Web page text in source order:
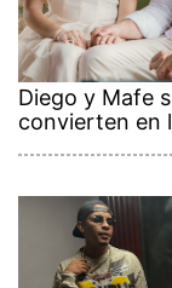
Diego y Mafe
convierten en